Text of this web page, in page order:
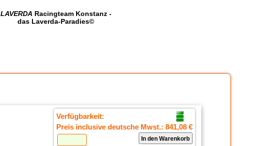
LAVERDA Racingteam Konstanz -
das Laverda-Paradies©
Verfügbarkeit:
Preis inclusive deutsche Mwst.: 841,08 €